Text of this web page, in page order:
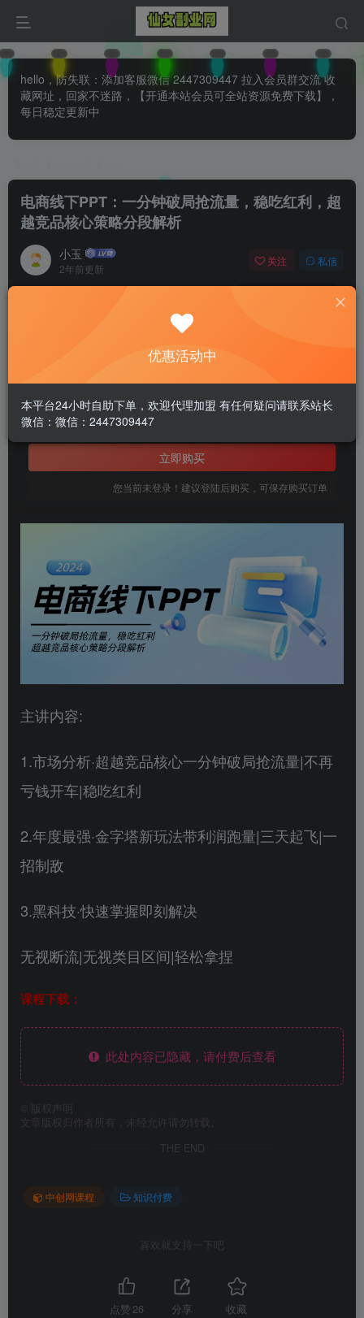
hello，防失联：添加客服微信 2447309447 拉入会员群交流 收
藏网址，回家不迷路，【开通本站会员可全站资源免费下载】，
每日稳定更新中
电商线下PPT：一分钟破局抢流量，稳吃红利，超
越竞品核心策略分段解析
小玉
2年前更新
关注 私信
0 161 26
此内容为付费阅读，请付费后查看
￥1.99
黄金会员免费
立即购买
您当前未登录！建议登陆后购买，可保存购买订单
主讲内容:
1.市场分析·超越竞品核心一分钟破局抢流量|不再
亏钱开车|稳吃红利
2.年度最强·金字塔新玩法带利润跑量|三天起飞|一
招制敌
3.黑科技·快速掌握即刻解决
无视断流|无视类目区间|轻松拿捏
课程下载：
此处内容已隐藏，请付费后查看
版权声明
文章版权归作者所有，未经允许请勿转载。
THE END
中创网课程 知识付费
喜欢就支持一下吧
点赞26 分享 收藏
优惠活动中
本平台24小时自助下单，欢迎代理加盟 有任何疑问请联系站长
微信：微信：2447309447